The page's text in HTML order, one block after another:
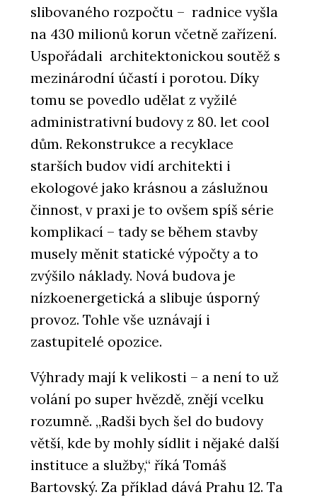
slibovaného rozpočtu – radnice vyšla
na 430 milionů korun včetně zařízení.
Uspořádali architektonickou soutěž s
mezinárodní účastí i porotou. Díky
tomu se povedlo udělat z vyžilé
administrativní budovy z 80. let cool
dům. Rekonstrukce a recyklace
starších budov vidí architekti i
ekologové jako krásnou a záslužnou
činnost, v praxi je to ovšem spíš série
komplikací – tady se během stavby
musely měnit statické výpočty a to
zvýšilo náklady. Nová budova je
nízkoenergetická a slibuje úsporný
provoz. Tohle vše uznávají i
zastupitelé opozice.
Výhrady mají k velikosti – a není to už
volání po super hvězdě, znějí vcelku
rozumně. „Radši bych šel do budovy
větší, kde by mohly sídlit i nějaké další
instituce a služby,“ říká Tomáš
Bartovský. Za příklad dává Prahu 12. Ta